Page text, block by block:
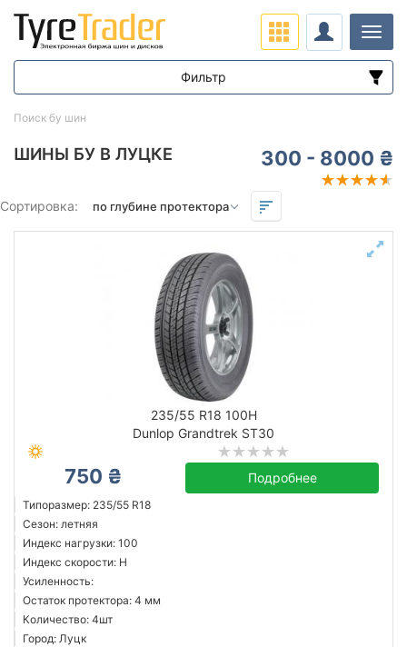
ШИНЫ БУ В ЛУЦКЕ 300 - 8000 ₴
Сортировка:
235/55 R18 100H
Dunlop Grandtrek ST30
750 ₴ Подробнее
Типоразмер: 235/55 R18
Сезон: летняя
Индекс нагрузки: 100
Индекс скорости: H
Усиленность:
Остаток протектора: 4 мм
Количество: 4шт
Город: Луцк
Поиск бу шин
Фильтр
Диапазон цен
от
Подбор по параметрам
Остаток протектора в мм.
до
Achilles
Bridgestone
Continental
Dunlop
Goodyear
Michelin